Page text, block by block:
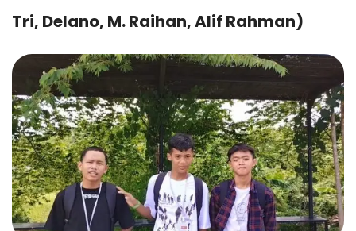
Tri, Delano, M. Raihan, Alif Rahman)